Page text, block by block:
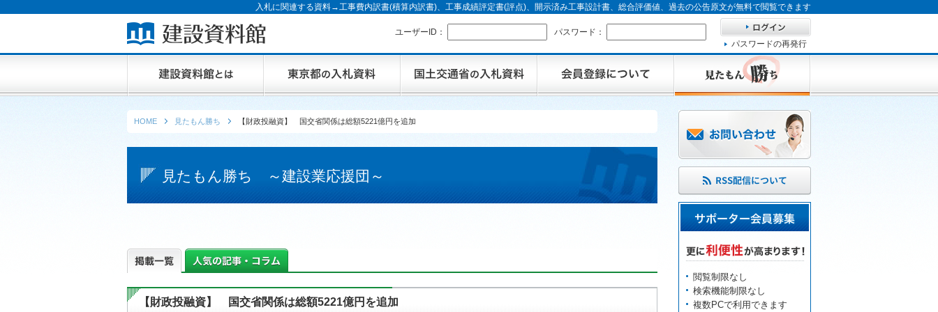
入札に関連する資料→工事費内訳書(積算内訳書)、工事成績評定書(評点)、開示済み工事設計書、総合評価値、過去の公告原文が無料で閲覧できます
ユーザーID：
パスワード：
パスワードの再発行
HOME 見たもん勝ち 【財政投融資】 国交省関係は総額5221億円を追加
見たもん勝ち ～建設業応援団～
【財政投融資】 国交省関係は総額5221億円を追加
閲覧制限なし
検索機能制限なし
複数PCで利用できます